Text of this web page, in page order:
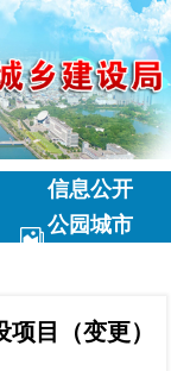
信息公开
公园城市
目（变更）